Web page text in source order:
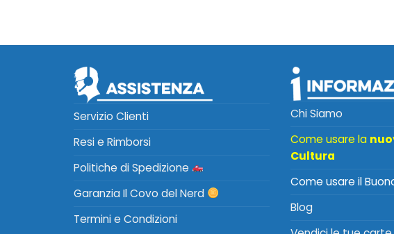
Servizio Clienti
Resi e Rimborsi
Politiche di Spedizione
Garanzia Il Covo del Nerd
Termini e Condizioni
Chi Siamo
Come usare la
Cultura
Come usare il
Blog